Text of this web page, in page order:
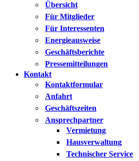
Übersicht
Für Mitglieder
Für Interessenten
Energieausweise
Geschäftsberichte
Pressemitteilungen
Kontakt
Kontaktformular
Anfahrt
Geschäftszeiten
Ansprechpartner
Vermietung
Hausverwaltung
Technischer Service